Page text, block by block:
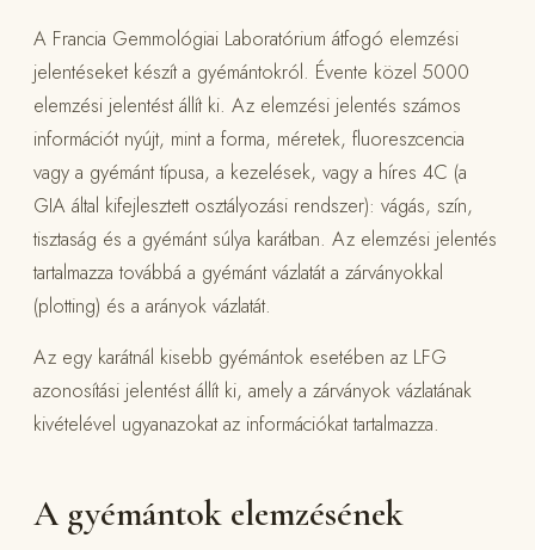
A Francia Gemmológiai Laboratórium átfogó elemzési
jelentéseket készít a gyémántokról. Évente közel 5000
elemzési jelentést állít ki. Az elemzési jelentés számos
információt nyújt, mint a forma, méretek, fluoreszcencia
vagy a gyémánt típusa, a kezelések, vagy a híres 4C (a
GIA által kifejlesztett osztályozási rendszer): vágás, szín,
tisztaság és a gyémánt súlya karátban. Az elemzési jelentés
tartalmazza továbbá a gyémánt vázlatát a zárványokkal
(plotting) és a arányok vázlatát.
Az egy karátnál kisebb gyémántok esetében az LFG
azonosítási jelentést állít ki, amely a zárványok vázlatának
kivételével ugyanazokat az információkat tartalmazza.
A gyémántok elemzésének